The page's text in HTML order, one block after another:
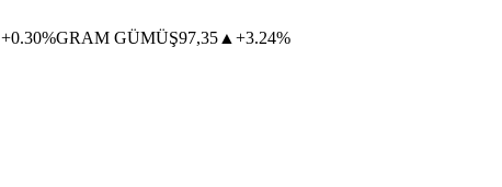
+0.30%GRAM GÜMÜŞ97,35 ▲ +3.24%